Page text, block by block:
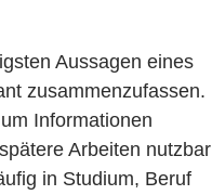
Aussagen eines
zusammenzufassen.
Informationen
Arbeiten nutzbar
in Studium, Beruf